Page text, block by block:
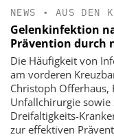
NEWS • AUS DEN
Gelenkinfektion
Prävention durch
Die Häufigkeit von
am vorderen
Christoph Offerhaus,
Unfallchirurgie sowie
Dreifaltigkeits-
zur effektiven